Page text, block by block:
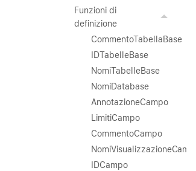
Funzioni di
definizione
CommentoTabellaBase
IDTabelleBase
NomiTabelleBase
NomiDatabase
AnnotazioneCampo
LimitiCampo
CommentoCampo
NomiVisualizzazioneCampo
IDCampo